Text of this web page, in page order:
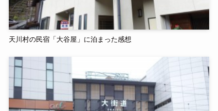
天川村の民宿「大谷屋」に泊まった感想